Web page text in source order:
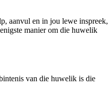
aanvul en in jou lewe inspreek,
manier om die huwelik
van die huwelik is die